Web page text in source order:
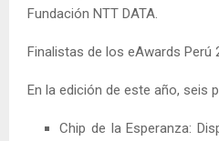
Fundación NTT DATA.
Finalistas de los eAwards Perú
En la edición de este año, seis
Chip de la Esperanza: